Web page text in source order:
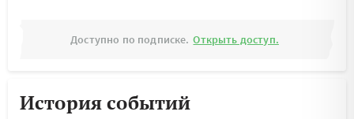
Доступно по подписке. Открыть доступ.
История событий